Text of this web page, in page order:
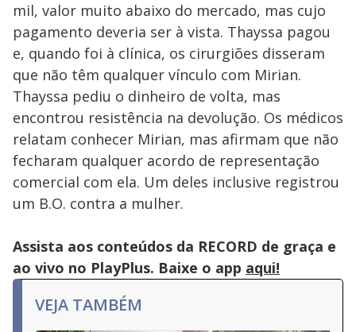
mil, valor muito abaixo do mercado, mas cujo
pagamento deveria ser à vista. Thayssa pagou
e, quando foi à clínica, os cirurgiões disseram
que não têm qualquer vínculo com Mirian.
Thayssa pediu o dinheiro de volta, mas
encontrou resistência na devolução. Os médicos
relatam conhecer Mirian, mas afirmam que não
fecharam qualquer acordo de representação
comercial com ela. Um deles inclusive registrou
um B.O. contra a mulher.
Assista aos conteúdos da RECORD de graça e
ao vivo no PlayPlus. Baixe o app aqui!
VEJA TAMBÉM